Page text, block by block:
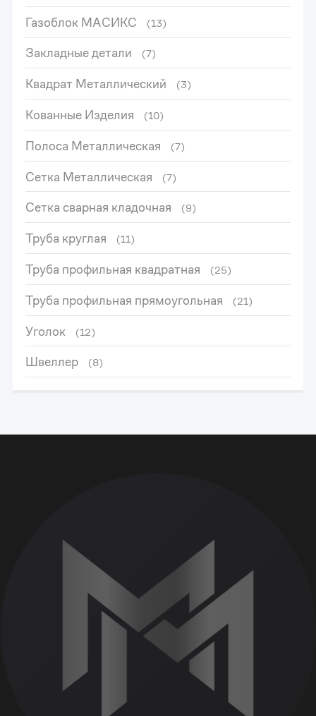
Газоблок МАСИКС (13)
Закладные детали (7)
Квадрат Металлический (3)
Кованные Изделия (10)
Полоса Металлическая (7)
Сетка Металлическая (7)
Сетка сварная кладочная (9)
Труба круглая (11)
Труба профильная квадратная (25)
Труба профильная прямоугольная (21)
Уголок (12)
Швеллер (8)